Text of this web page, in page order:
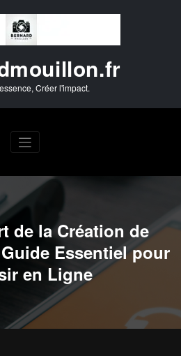
Créer l'impact.
de la Création de
Essentiel pour
en Ligne